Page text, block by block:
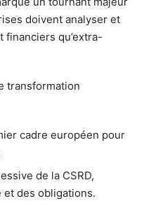
doivent analyser et
qu’extra-
transformation
cadre européen pour
de la CSRD,
des obligations.